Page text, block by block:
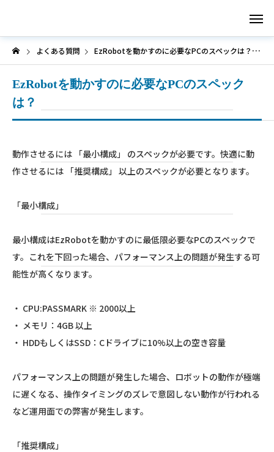
よくある質問 EzRobotを動かすのに必要なPCのスペックは？
EzRobotを動かすのに必要なPCのスペック
は？
動作させるには 「最小構成」 のスペックが必要です。快適に動
作させるには 「推奨構成」 以上のスペックが必要となります。
「最小構成」
最小構成はEzRobotを動かすのに最低限必要なPCのスペックで
す。これを下回った場合、パフォーマンス上の問題が発生する可
能性が高くなります。
・ CPU:PASSMARK ※ 2000以上
・ メモリ：4GB 以上
・ HDDもしくはSSD：Cドライブに10%以上の空き容量
パフォーマンス上の問題が発生した場合、ロボットの動作が極端
に遅くなる、操作タイミングのズレで意図しない動作が行われる
など運用面での弊害が発生します。
「推奨構成」
Menu1